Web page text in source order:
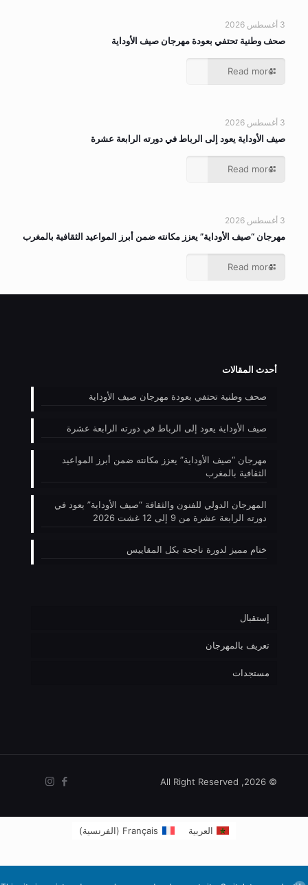
3 أغسطس 2026
صحف وطنية تحتفي بعودة مهرجان صيف الأوداية
Read more
3 أغسطس 2026
صيف الأوداية يعود إلى الرباط في دورته الرابعة عشرة
Read more
3 أغسطس 2026
مهرجان “صيف الأوداية” يعزز مكانته ضمن أبرز المواعيد الثقافية بالمغرب
Read more
أحدث المقالات
صحف وطنية تحتفي بعودة مهرجان صيف الأوداية
صيف الأوداية يعود إلى الرباط في دورته الرابعة عشرة
مهرجان “صيف الأوداية” يعزز مكانته ضمن أبرز المواعيد
الثقافية بالمغرب
المهرجان الدولي للفنون والثقافة “صيف الأوداية” يعود في
دورته الرابعة عشرة من 9 إلى 12 غشت 2026
ختام مميز لدورة ناجحة بكل المقاييس
إستقبال
تعريف بالمهرجان
مستجدات
© 2026, All Right Reserved
العربية Français
(الفرنسية)